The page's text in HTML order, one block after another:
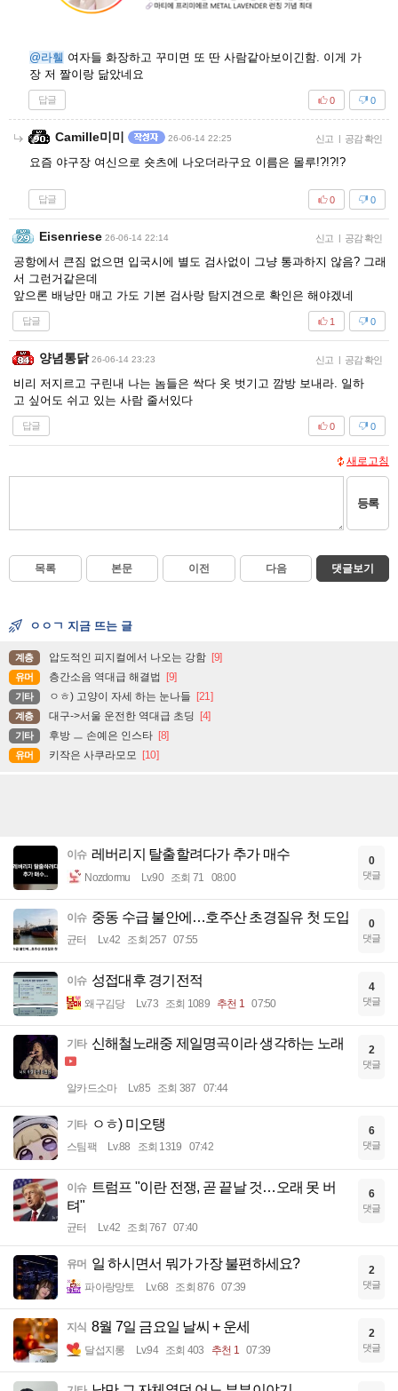
@라휄 여자들 화장하고 꾸미면 또 딴 사람같아보이긴함. 이게 가
장 저 짤이랑 닮았네요
답글 0
0
Camille미미 26-06-14 22:25 신고 | 공감 확인
요즘 야구장 여신으로 숏츠에 나오더라구요 이름은 몰루!?!?!?
답글 0
0
Eisenriese 26-06-14 22:14 신고 | 공감 확인
공항에서 큰짐 없으면 입국시에 별도 검사없이 그냥 통과하지 않음? 그래
서 그런거같은데
앞으론 배낭만 매고 가도 기본 검사랑 탐지견으로 확인은 해야겠네
답글 0
1
양념통닭 26-06-14 23:23 신고 | 공감 확인
비리 저지르고 구린내 나는 놈들은 싹다 옷 벗기고 깜방 보내라. 일하
고 싶어도 쉬고 있는 사람 줄서있다
답글 0
0
새로고침
등록
목록 본문 이전 다음 댓글보기
ㅇㅇㄱ 지금 뜨는 글
계층 압도적인 피지컬에서 나오는 강함 [9]
유머 층간소음 역대급 해결법 [9]
기타 ㅇㅎ) 고양이 자세 하는 눈나들 [21]
계층 대구->서울 운전한 역대급 초딩 [4]
기타 후방 ㅡ 손예은 인스타 [8]
유머 키작은 사쿠라모모 [10]
이슈 레버리지 탈출할려다가 추가 매수
Nozdormu Lv.90 조회 71 08:00
0
댓글
이슈 중동 수급 불안에…호주산 초경질유 첫 도입
균터 Lv.42 조회 257 07:55
0
댓글
이슈 성접대후 경기전적
왜구김당 Lv.73 조회 1089 추천 1 07:50
4
댓글
기타 신해철노래중 제일명곡이라 생각하는 노래
알카드소마 Lv.85 조회 387 07:44
2
댓글
기타 ㅇㅎ) 미오탱
스팀팩 Lv.88 조회 1319 07:42
6
댓글
이슈
트럼프 "이란 전쟁, 곧 끝날 것…오래 못 버
텨"
균터 Lv.42 조회 767 07:40
6
댓글
유머 일 하시면서 뭐가 가장 불편하세요?
파아랑망토 Lv.68 조회 876 07:39
2
댓글
지식 8월 7일 금요일 날씨 + 운세
달섭지롱 Lv.94 조회 403 추천 1 07:39
2
댓글